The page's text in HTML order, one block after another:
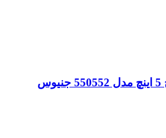
انبر خار بازکن سر کج 5 اینچ مدل 550552 جنیوس